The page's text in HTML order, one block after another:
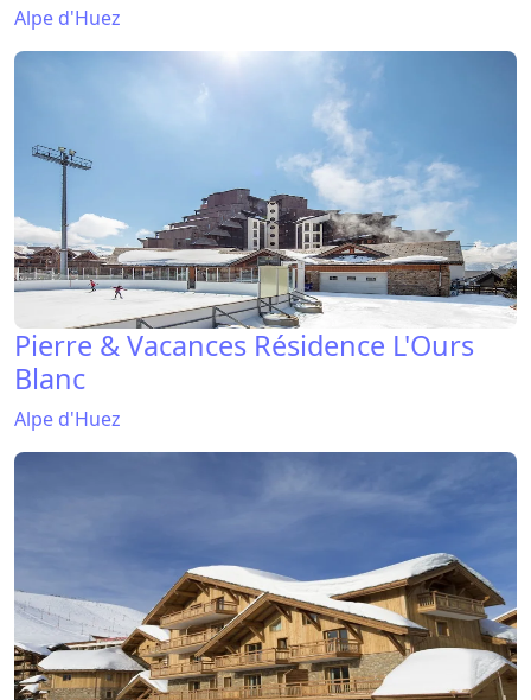
Alpe d'Huez
Pierre & Vacances Résidence L'Ours
Blanc
Alpe d'Huez